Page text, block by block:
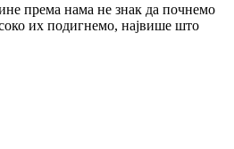
према нама не знак да почнемо
их подигнемо, највише што